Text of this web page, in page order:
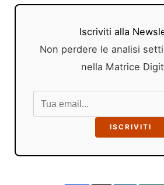
Iscriviti alla
Non perdere le analisi
nella Matrice
ISCRIVITI